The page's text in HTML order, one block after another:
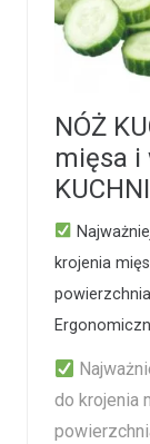
NÓŻ
mięsa i
KUCHNI
krojenia
do krojenia